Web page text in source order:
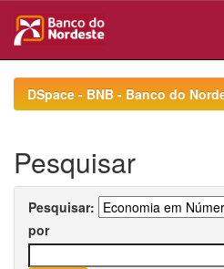
navigationDSpace - BNB - Banco do
Pesquisar
Pesquisar:
por